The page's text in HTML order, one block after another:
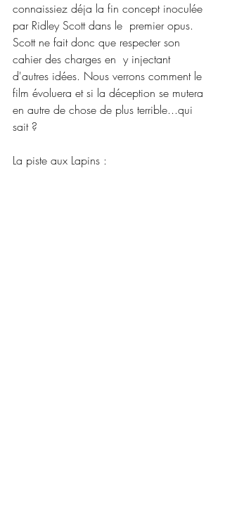
connaissiez déja la fin concept inoculée
par Ridley Scott dans le  premier opus.
Scott ne fait donc que respecter son
cahier des charges en  y injectant
d'autres idées. Nous verrons comment le
film évoluera et si la déception se mutera
en autre de chose de plus terrible...qui
sait ?
La piste aux Lapins :